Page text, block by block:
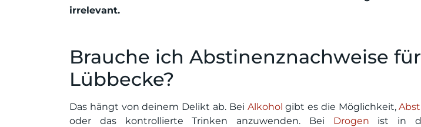
irrelevant.
Brauche ich Abstinenznachweise
Lübbecke?
Das hängt von deinem Delikt ab. Bei Alkohol gibt es die Möglichkeit,
oder das kontrollierte Trinken anzuwenden. Bei Drogen ist in